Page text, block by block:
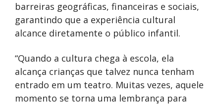
barreiras geográficas, financeiras e sociais,
garantindo que a experiência cultural
alcance diretamente o público infantil.
“Quando a cultura chega à escola, ela
alcança crianças que talvez nunca tenham
entrado em um teatro. Muitas vezes, aquele
momento se torna uma lembrança para